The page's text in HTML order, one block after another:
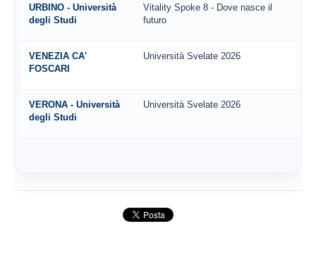
URBINO - Università
degli Studi
Vitality Spoke 8 - Dove nasce il
futuro
VENEZIA CA'
FOSCARI
Università Svelate 2026
VERONA - Università
degli Studi
Università Svelate 2026